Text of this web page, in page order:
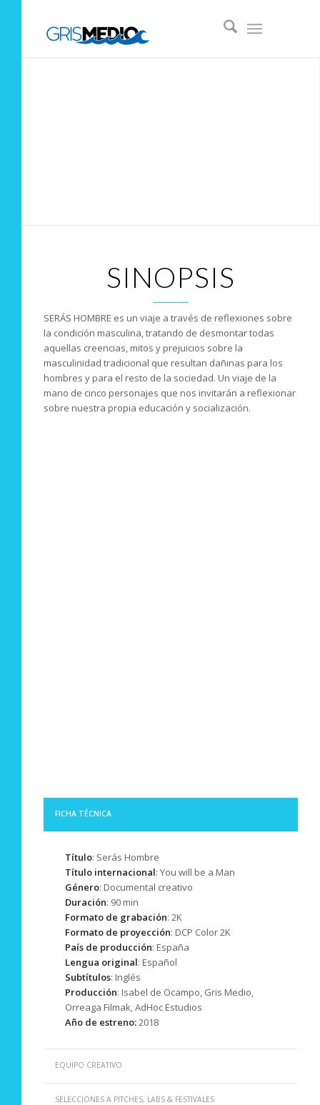
SINOPSIS
SERÁS HOMBRE es un viaje a través de reflexiones sobre
la condición masculina, tratando de desmontar todas
aquellas creencias, mitos y prejuicios sobre la
masculinidad tradicional que resultan dañinas para los
hombres y para el resto de la sociedad. Un viaje de la
mano de cinco personajes que nos invitarán a reflexionar
sobre nuestra propia educación y socialización.
FICHA TÉCNICA
Título: Serás Hombre
Título internacional:You will be a Man
Género: Documental creativo
Duración: 90 min
Formato de grabación: 2K
Formato de proyección: DCP Color 2K
País de producción: España
Lengua original: Español
Subtítulos: Inglés
Producción: Isabel de Ocampo, Gris Medio,
Orreaga Filmak, AdHoc Estudios
Año de estreno:2018
EQUIPO CREATIVO
SELECCIONES A PITCHES, LABS & FESTIVALES